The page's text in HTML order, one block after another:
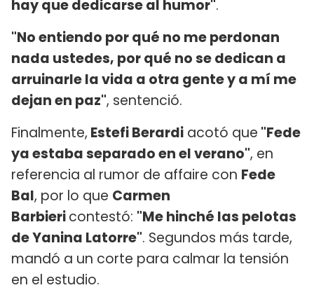
hay que dedicarse al humor".
"No entiendo por qué no me perdonan
nada ustedes, por qué no se dedican a
arruinarle la vida a otra gente y a mí me
dejan en paz", sentenció.
Finalmente, Estefi Berardi acotó que "Fede
ya estaba separado en el verano", en
referencia al rumor de affaire con Fede
Bal, por lo que Carmen
Barbiericontestó: "Me hinché las pelotas
de Yanina Latorre". Segundos más tarde,
mandó a un corte para calmar la tensión
en el estudio.